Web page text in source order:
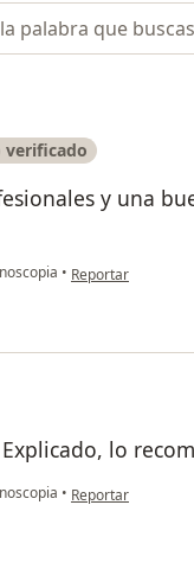
verificado
y una
• en opinión del
Reportar
lo
• en opinión del
Reportar